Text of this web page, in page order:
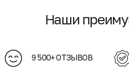
Наши
9 500+ ОТЗЫВОВ